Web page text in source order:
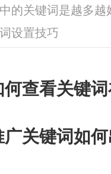
的关键词是越多越
设置技巧
查看关键
关键词如